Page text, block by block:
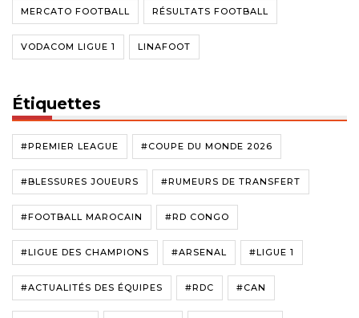
MERCATO FOOTBALL RÉSULTATS FOOTBALL
VODACOM LIGUE 1 LINAFOOT
Étiquettes
#PREMIER LEAGUE #COUPE DU MONDE 2026
#BLESSURES JOUEURS #RUMEURS DE TRANSFERT
#FOOTBALL MAROCAIN #RD CONGO
#LIGUE DES CHAMPIONS #ARSENAL #LIGUE 1
#ACTUALITÉS DES ÉQUIPES #RDC #CAN